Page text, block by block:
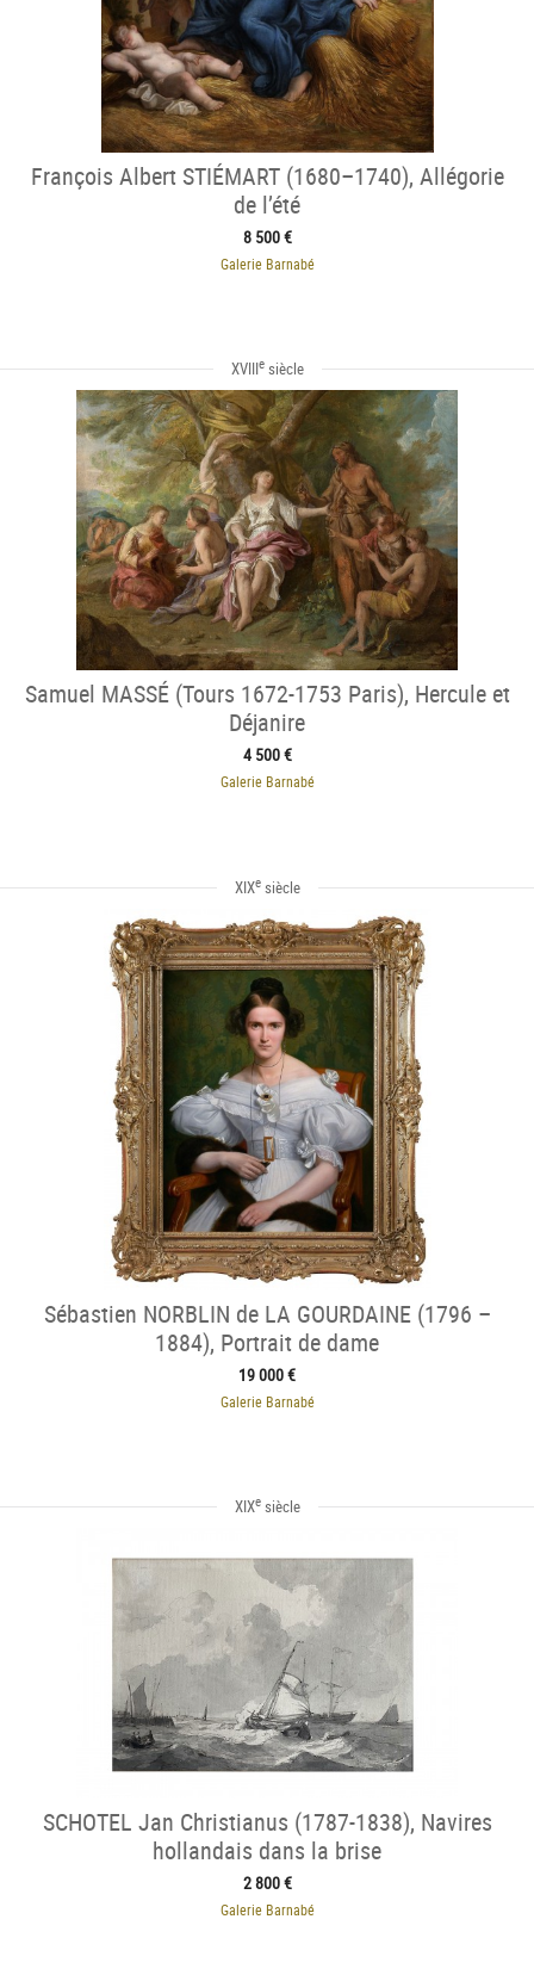
François Albert STIÉMART (1680–1740), Allégorie
de l’été
8 500 €
Galerie Barnabé
XVIIIesiècle
Samuel MASSÉ (Tours 1672-1753 Paris), Hercule et
Déjanire
4 500 €
Galerie Barnabé
XIXesiècle
Sébastien NORBLIN de LA GOURDAINE (1796 –
1884), Portrait de dame
19 000 €
Galerie Barnabé
XIXesiècle
SCHOTEL Jan Christianus (1787-1838), Navires
hollandais dans la brise
2 800 €
Galerie Barnabé